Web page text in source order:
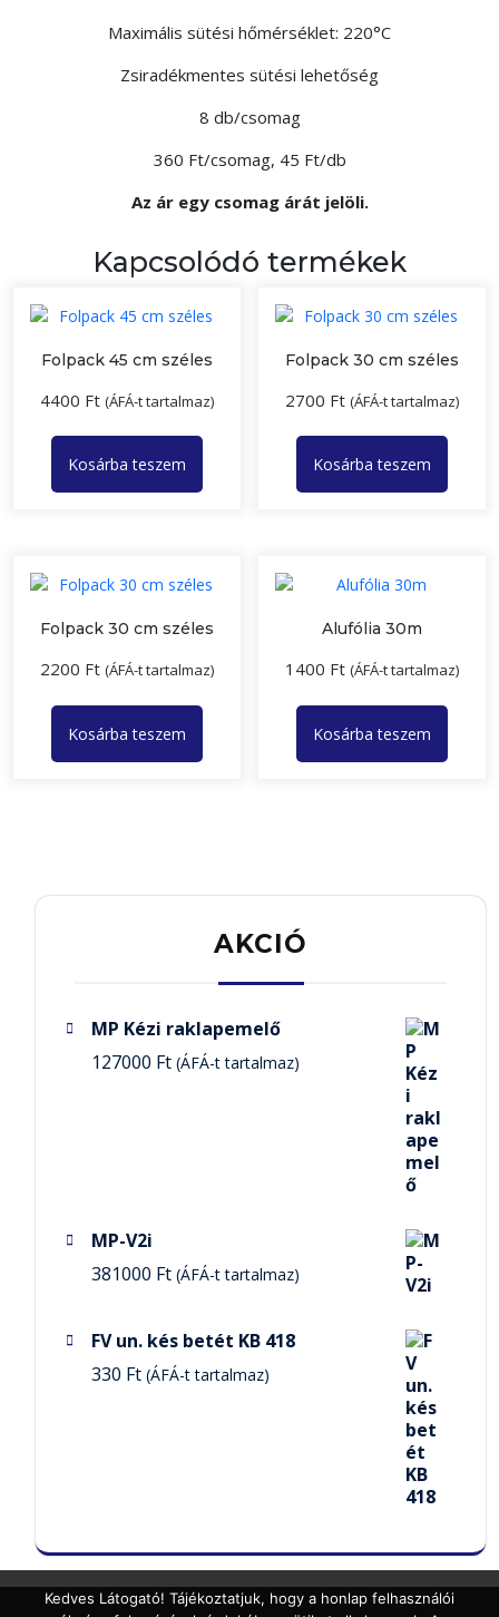
Maximális sütési hőmérséklet: 220°C
Zsiradékmentes sütési lehetőség
8 db/csomag
360 Ft/csomag, 45 Ft/db
Az ár egy csomag árát jelöli.
Kapcsolódó termékek
Folpack 45 cm széles
4400 Ft (ÁFÁ-t tartalmaz)
Kosárba teszem
Folpack 30 cm széles
2700 Ft (ÁFÁ-t tartalmaz)
Kosárba teszem
Folpack 30 cm széles
2200 Ft (ÁFÁ-t tartalmaz)
Kosárba teszem
Alufólia 30m
1400 Ft (ÁFÁ-t tartalmaz)
Kosárba teszem
AKCIÓ
MP Kézi raklapemelő
127000 Ft (ÁFÁ-t tartalmaz)
MP-V2i
381000 Ft (ÁFÁ-t tartalmaz)
FV un. kés betét KB 418
330 Ft (ÁFÁ-t tartalmaz)
Kedves Látogató! Tájékoztatjuk, hogy a honlap felhasználói